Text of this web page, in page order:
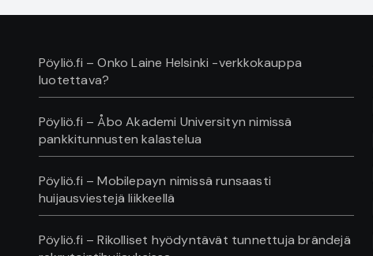
Pöyliö.fi – Onko Laine Helsinki -verkkokauppa
luotettava?
Pöyliö.fi – Åbo Akademi Universityn nimissä
pankkitunnusten kalastelua
Pöyliö.fi – Mobilepayn nimissä runsaasti
huijausviestejä liikkeellä
Pöyliö.fi – Rikolliset hyödyntävät tunnettuja brändejä